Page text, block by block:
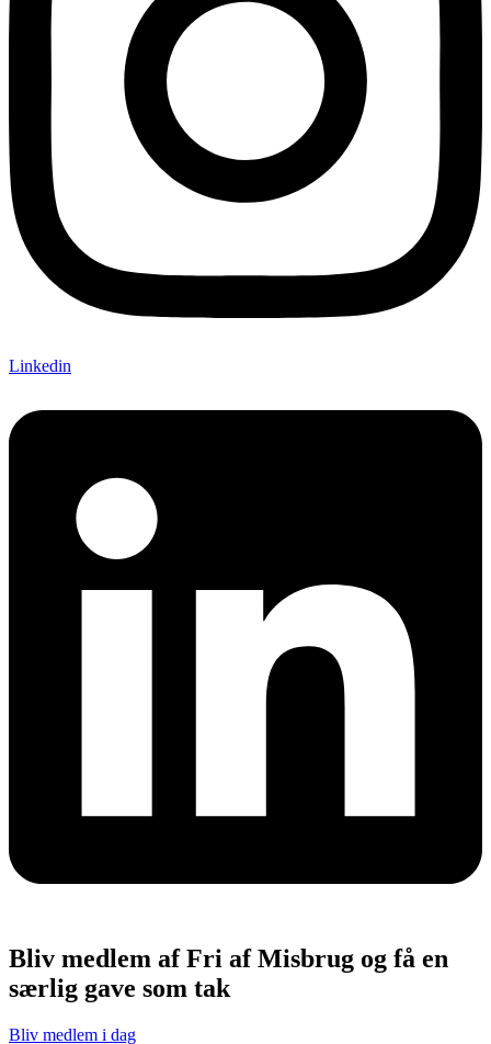
Linkedin
Bliv medlem af Fri af Misbrug og få en
særlig gave som tak
Bliv medlem i dag